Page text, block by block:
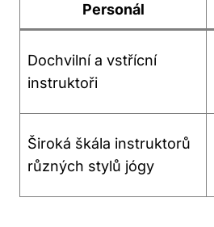
Personál
Dochvilní a vstřícní
instruktoři
Široká škála instruktorů
různých stylů jógy